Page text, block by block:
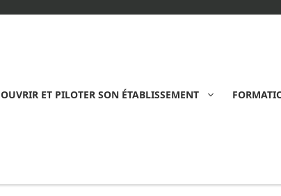
OUVRIR ET PILOTER SON ÉTABLISSEMENT